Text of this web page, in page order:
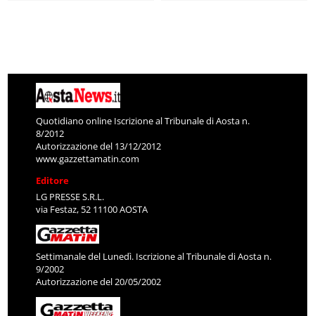
Quotidiano online Iscrizione al Tribunale di Aosta n.
8/2012
Autorizzazione del 13/12/2012
www.gazzettamatin.com
Editore
LG PRESSE S.R.L.
via Festaz, 52 11100 AOSTA
Settimanale del Lunedì. Iscrizione al Tribunale di Aosta n.
9/2002
Autorizzazione del 20/05/2002